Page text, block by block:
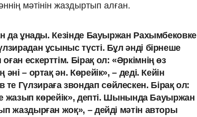
мәтінін жаздыртып алған.
да ұнады. Кезінде Бауыржан Рахымбековке
ұсыныс түсті. Бұл әнді бірнеше
ескерттім. Бірақ ол: «Әркімнің өз
– ортақ ән. Көрейік», – деді. Кейін
Гүлзираға звондап сөйлескен. Бірақ ол:
де жазып көрейік», депті. Шынында Бауыржан
жаздырған жоқ», – дейді мәтін авторы